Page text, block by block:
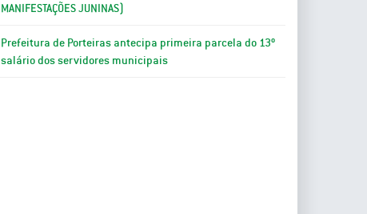
MANIFESTAÇÕES JUNINAS)
Prefeitura de Porteiras antecipa primeira parcela do 13º
salário dos servidores municipais